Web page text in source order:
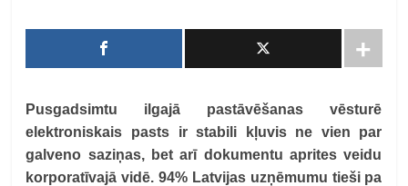
Pusgadsimtu ilgajā pastāvēšanas vēsturē
elektroniskais pasts ir stabili kļuvis ne vien par
galveno saziņas, bet arī dokumentu aprites veidu
korporatīvajā vidē. 94% Latvijas uzņēmumu tieši pa